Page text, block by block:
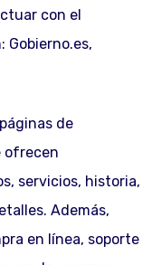
con el
Gobierno.es,
de
ofrecen
servicios, historia,
Además,
en línea, soporte